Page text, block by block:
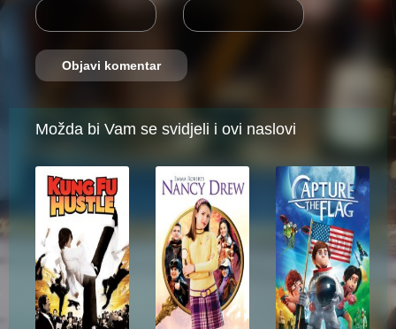
Možda bi Vam se svidjeli i ovi naslovi